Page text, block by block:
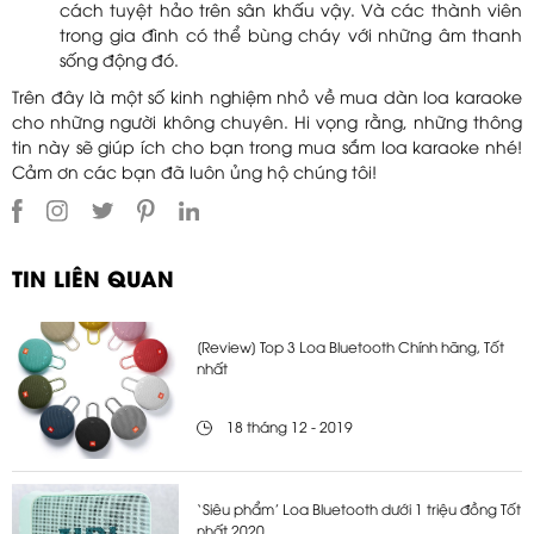
cách tuyệt hảo trên sân khấu vậy. Và các thành viên
trong gia đình có thể bùng cháy với những âm thanh
sống động đó.
Trên đây là một số kinh nghiệm nhỏ về mua dàn loa karaoke
cho những người không chuyên. Hi vọng rằng, những thông
tin này sẽ giúp ích cho bạn trong mua sắm loa karaoke nhé!
Cảm ơn các bạn đã luôn ủng hộ chúng tôi!
TIN LIÊN QUAN
[Review] Top 3 Loa Bluetooth Chính hãng, Tốt
nhất
18 tháng 12 - 2019
‘Siêu phẩm’ Loa Bluetooth dưới 1 triệu đồng Tốt